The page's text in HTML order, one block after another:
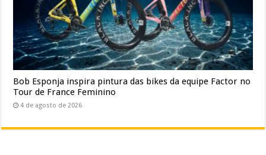
Bob Esponja inspira pintura das bikes da equipe Factor no
Tour de France Feminino
4 de agosto de 2026